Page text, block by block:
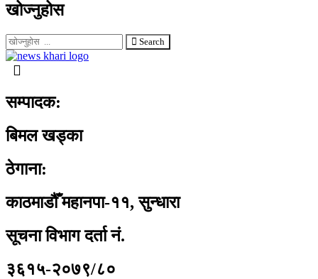
खोज्नुहोस
Search
सम्पादक:
बिमल खड्का
ठेगाना:
काठमाडौँ महानपा-११, सुन्धारा
सूचना विभाग दर्ता नं.
३६१५-२०७९/८०